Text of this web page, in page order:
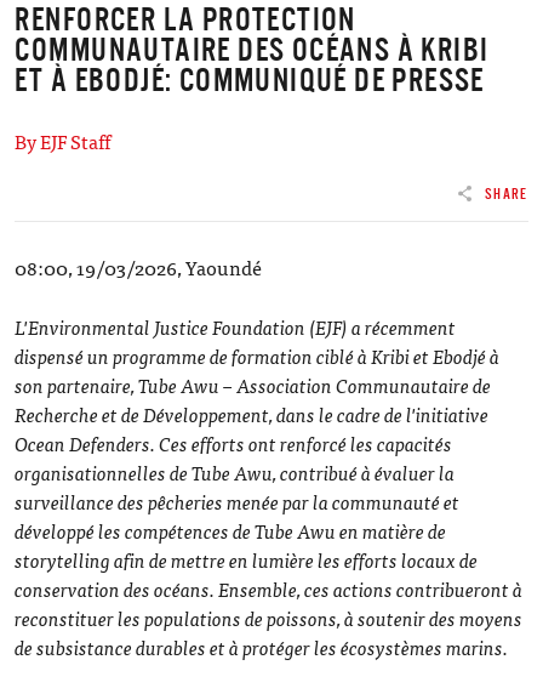
RENFORCER LA PROTECTION
COMMUNAUTAIRE DES OCÉANS À KRIBI
ET À EBODJÉ: COMMUNIQUÉ DE PRESSE
By EJF Staff
SHARE
08:00, 19/03/2026, Yaoundé
L'Environmental Justice Foundation (EJF) a récemment
dispensé un programme de formation ciblé à Kribi et Ebodjé à
son partenaire, Tube Awu – Association Communautaire de
Recherche et de Développement, dans le cadre de l'initiative
Ocean Defenders. Ces efforts ont renforcé les capacités
organisationnelles de Tube Awu, contribué à évaluer la
surveillance des pêcheries menée par la communauté et
développé les compétences de Tube Awu en matière de
storytelling afin de mettre en lumière les efforts locaux de
conservation des océans. Ensemble, ces actions contribueront à
reconstituer les populations de poissons, à soutenir des moyens
de subsistance durables et à protéger les écosystèmes marins.